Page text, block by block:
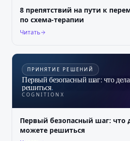
8 препятствий на пути к
по схема-терапии
Читать
ПРИНЯТИЕ РЕШЕНИЙ
Первый безопасный шаг: что
решиться.
COGNITIONX
Первый безопасный шаг: что
можете решиться